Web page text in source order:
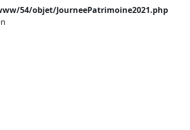
54/objet/JourneePatrimoine2021.php